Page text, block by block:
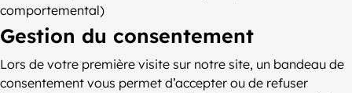
comportemental)
Gestion du consentement
Lors de votre première visite sur notre site, un bandeau de
consentement vous permet d’accepter ou de refuser